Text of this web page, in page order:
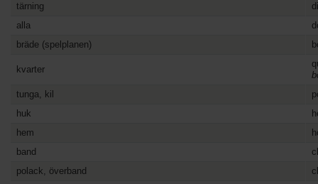
tärning
alla
bräde (spelplanen)
kvarter
tunga, kil
huk
hem
band
polack, överband